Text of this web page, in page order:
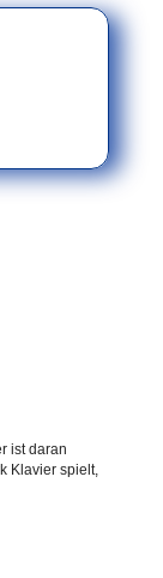
ist daran
Klavier spielt,